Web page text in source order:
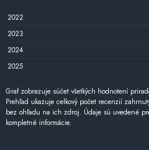
2022
2023
2024
2025
Graf zobrazuje súčet všetkých hodnotení
Prehľad ukazuje celkový počet recenzií
bez ohľadu na ich zdroj. Údaje sú uvedené
kompletné informácie.